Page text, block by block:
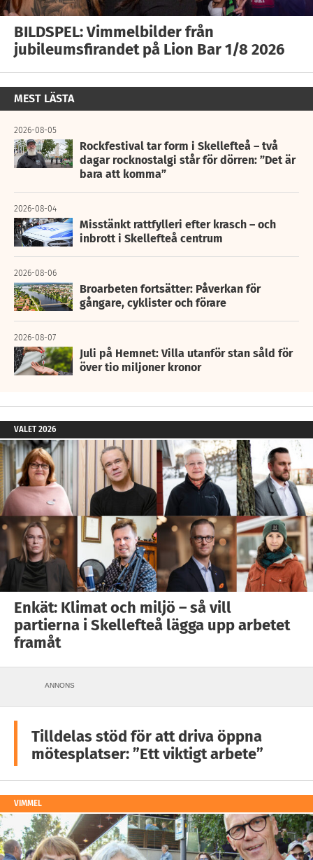
BILDSPEL: Vimmelbilder från
jubileumsfirandet på Lion Bar 1/8 2026
MEST LÄSTA
2026-08-05
Rockfestival tar form i Skellefteå – två
dagar rocknostalgi står för dörren: ”Det är
bara att komma”
2026-08-04
Misstänkt rattfylleri efter krasch – och
inbrott i Skellefteå centrum
2026-08-06
Broarbeten fortsätter: Påverkan för
gångare, cyklister och förare
2026-08-07
Juli på Hemnet: Villa utanför stan såld för
över tio miljoner kronor
VALET 2026
Enkät: Klimat och miljö – så vill
partierna i Skellefteå lägga upp arbetet
framåt
ANNONS
Tilldelas stöd för att driva öppna
mötesplatser: ”Ett viktigt arbete”
VIMMEL